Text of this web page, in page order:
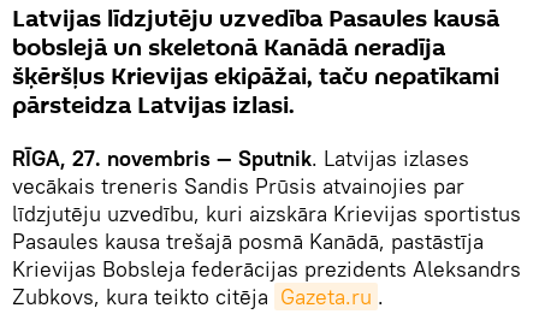
Latvijas līdzjutēju uzvedība Pasaules kausā
bobslejā un skeletonā Kanādā neradīja
šķēršļus Krievijas ekipāžai, taču nepatīkami
pārsteidza Latvijas izlasi.
RĪGA, 27. novembris — Sputnik. Latvijas izlases
vecākais treneris Sandis Prūsis atvainojies par
līdzjutēju uzvedību, kuri aizskāra Krievijas sportistus
Pasaules kausa trešajā posmā Kanādā, pastāstīja
Krievijas Bobsleja federācijas prezidents Aleksandrs
Zubkovs, kura teikto citēja Gazeta.ru .